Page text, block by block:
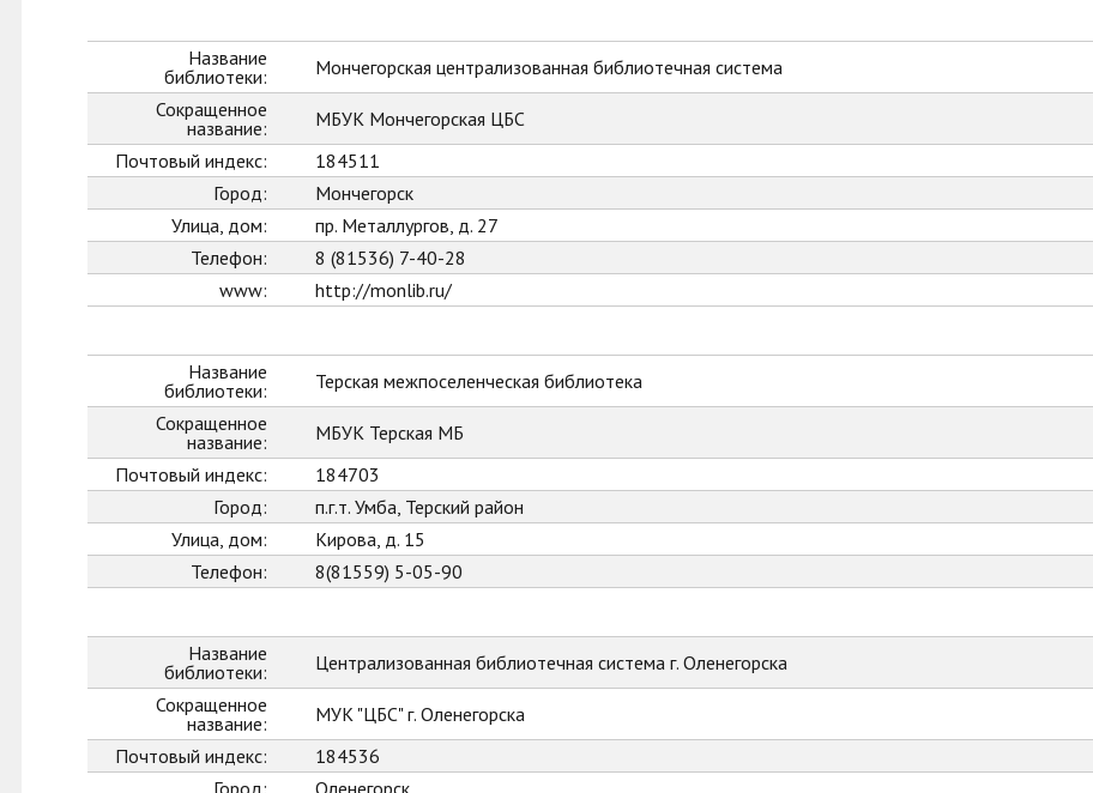
Название
библиотеки:
Мончегорская централизованная библиотечная система
Сокращенное
название:
МБУК Мончегорская ЦБС
Почтовый индекс:
184511
Город:
Мончегорск
Улица, дом:
пр. Металлургов, д. 27
Телефон:
8 (81536) 7-40-28
www:
http://monlib.ru/
Название
библиотеки:
Терская межпоселенческая библиотека
Сокращенное
название:
МБУК Терская МБ
Почтовый индекс:
184703
Город:
п.г.т. Умба, Терский район
Улица, дом:
Кирова, д. 15
Телефон:
8(81559) 5-05-90
Название
библиотеки:
Централизованная библиотечная система г. Оленегорска
Сокращенное
название:
МУК "ЦБС" г. Оленегорска
Почтовый индекс:
184536
Город:
Оленегорск